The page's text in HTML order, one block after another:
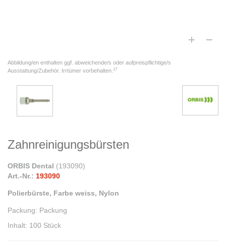
Abbildung/en enthalten ggf. abweichende/s oder aufpreispflichtige/s
Ausstattung/Zubehör. Irrtümer vorbehalten. 17
Zahnreinigungsbürsten
ORBIS Dental (193090)
Art.-Nr.: 193090
Polierbürste, Farbe weiss, Nylon
Packung: Packung
Inhalt: 100 Stück